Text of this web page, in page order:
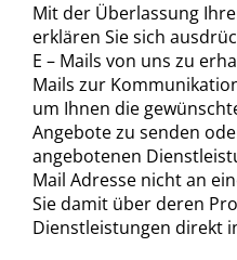
Mit der Überlassung
erklären Sie sich
E – Mails von uns zu
Mails zur
um Ihnen die
Angebote zu senden
angebotenen
Mail Adresse nicht an
Sie damit über deren
Dienstleistungen direkt